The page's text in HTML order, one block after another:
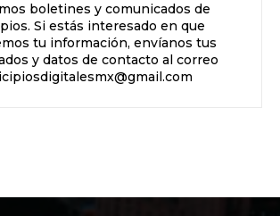
boletines y comunicados de
Si estás interesado en que
tu información, envíanos tus
y datos de contacto al correo